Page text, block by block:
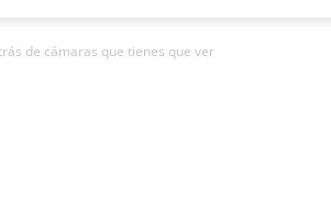
de cámaras que tienes que ver